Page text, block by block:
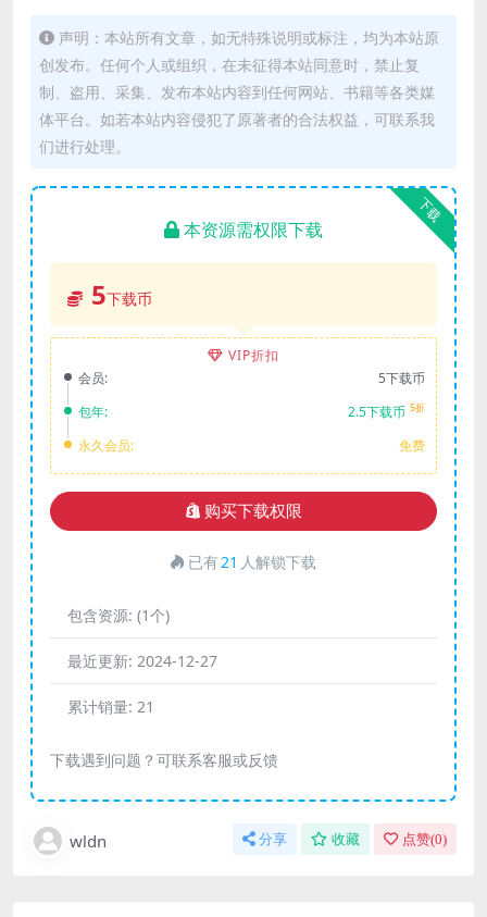
声明：本站所有文章，如无特殊说明或标注，均为本站原
创发布。任何个人或组织，在未征得本站同意时，禁止复
制、盗用、采集、发布本站内容到任何网站、书籍等各类媒
体平台。如若本站内容侵犯了原著者的合法权益，可联系我
们进行处理。
下载
本资源需权限下载
5下载币
VIP折扣
会员:
5下载币
包年:
2.5下载币 5折
永久会员: 免费
购买下载权限
已有21 人解锁下载
包含资源: (1个)
最近更新: 2024-12-27
累计销量: 21
下载遇到问题？可联系客服或反馈
wldn 分享 收藏 点赞(0)